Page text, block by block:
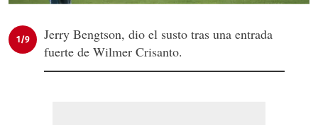
1/9
Jerry Bengtson, dio el susto tras una entrada
fuerte de Wilmer Crisanto.